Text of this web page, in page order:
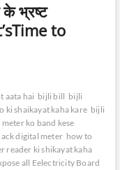
भ्रष्ट
to
aata hai bijli bill bijli
ki shaikayat kaha kare bijli
ko band kese
digital meter how to
reader ki shikayat kaha
all Eelectricity Board